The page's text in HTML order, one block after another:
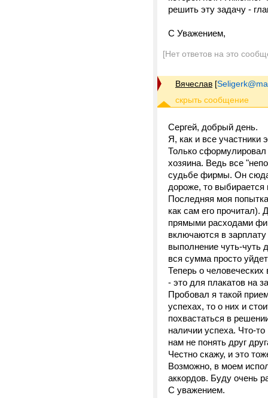
решить эту задачу -
C Уважением,
[Нет ответов на это
Вячеслав [
Сергей, добрый день.
Я, как и все участники
Только сформулировал
хозяина. Ведь все
судьбе фирмы. Он сюда
дороже, то выбирается
Последняя моя
как сам его прочитал).
прямыми расходами
включаются в зарплату
выполнение чуть-чуть
вся сумма просто
Теперь о
- это для плакатов на
Пробовал я такой
успехах, то о них и
похвастаться в
наличии успеха. Что-
нам не понять друг
Честно скажу, и это
Возможно, в моем
аккордов. Буду очень
С уважением.